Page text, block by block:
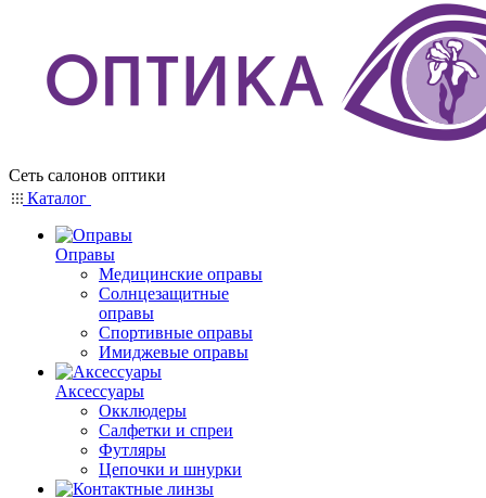
Сеть салонов оптики
Каталог
Оправы
Медицинские оправы
Солнцезащитные
оправы
Спортивные оправы
Имиджевые оправы
Аксессуары
Окклюдеры
Салфетки и спреи
Футляры
Цепочки и шнурки